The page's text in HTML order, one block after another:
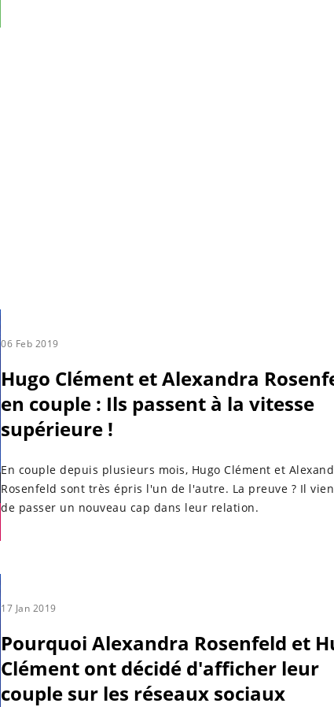
06 Feb 2019
Hugo Clément et Alexandra
en couple : Ils passent à la vitesse
supérieure !
En couple depuis plusieurs mois, Hugo Clément et
Rosenfeld sont très épris l'un de l'autre. La preuve ? Il
de passer un nouveau cap dans leur relation.
17 Jan 2019
Pourquoi Alexandra Rosenfeld et
Clément ont décidé d'afficher leur
couple sur les réseaux sociaux